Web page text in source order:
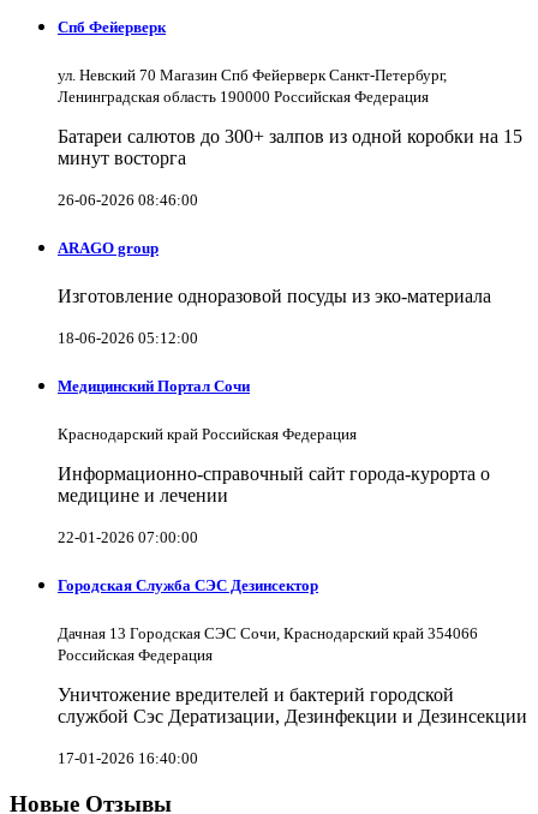
Спб Фейерверк
ул. Невский 70 Магазин Спб Фейерверк Санкт-Петербург,
Ленинградская область 190000 Российская Федерация
Батареи салютов до 300+ залпов из одной коробки на 15
минут восторга
26-06-2026 08:46:00
ARAGO group
Изготовление одноразовой посуды из эко-материала
18-06-2026 05:12:00
Медицинский Портал Сочи
Краснодарский край Российская Федерация
Информационно-справочный сайт города-курорта о
медицине и лечении
22-01-2026 07:00:00
Городская Служба СЭС Дезинсектор
Дачная 13 Городская СЭС Сочи, Краснодарский край 354066
Российская Федерация
Уничтожение вредителей и бактерий городской
службой Сэс Дератизации, Дезинфекции и Дезинсекции
17-01-2026 16:40:00
Новые Отзывы